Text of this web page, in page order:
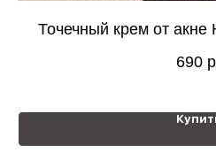
Точечный крем от
690